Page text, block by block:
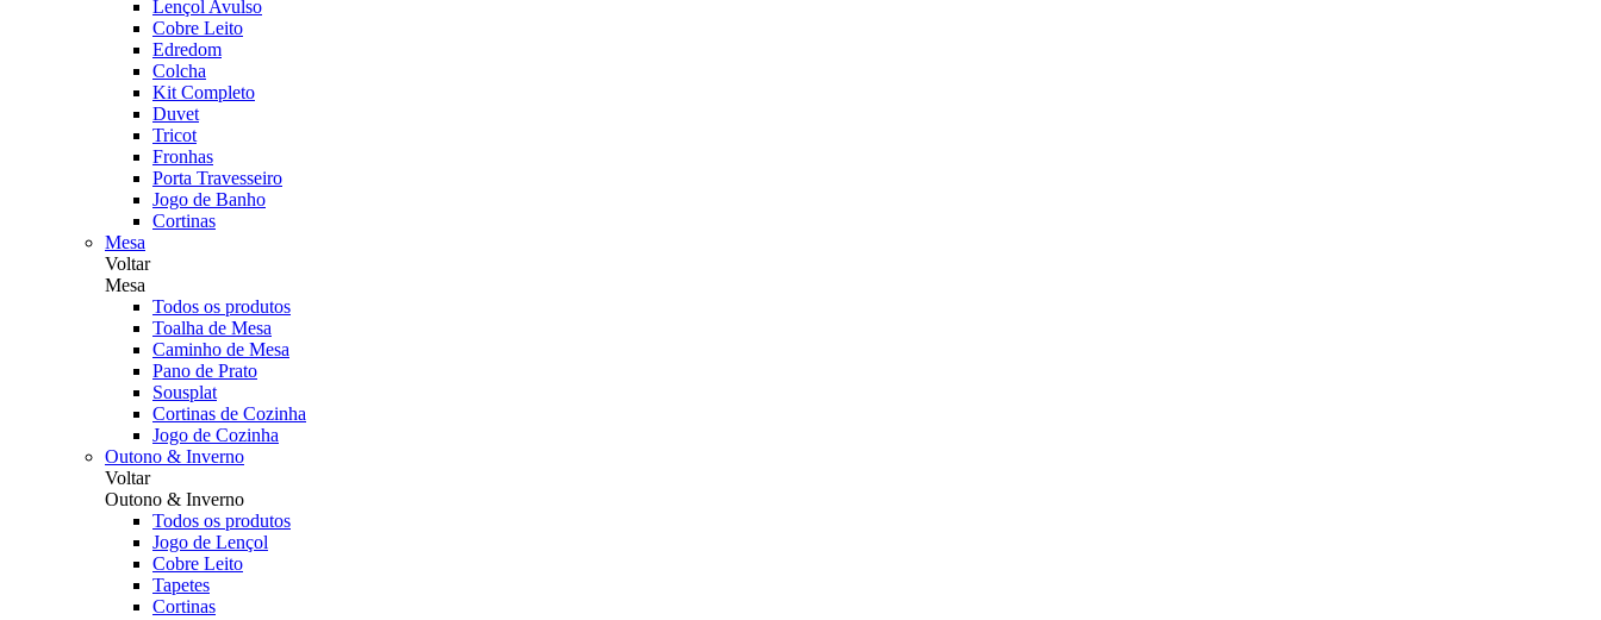
Lençol Avulso
Cobre Leito
Edredom
Colcha
Kit Completo
Duvet
Tricot
Fronhas
Porta Travesseiro
Jogo de Banho
Cortinas
Mesa
Voltar
Mesa
Todos os produtos
Toalha de Mesa
Caminho de Mesa
Pano de Prato
Sousplat
Cortinas de Cozinha
Jogo de Cozinha
Outono & Inverno
Voltar
Outono & Inverno
Todos os produtos
Jogo de Lençol
Cobre Leito
Tapetes
Cortinas